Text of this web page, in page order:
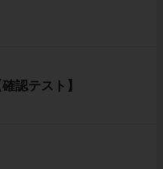
認テスト】